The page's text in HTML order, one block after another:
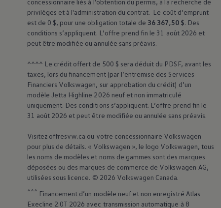
privilèges et à l'administration du contrat. Le coût d’emprunt
est de 0 $, pour une obligation totale de 36 367,50 $. Des
conditions s’appliquent. L’offre prend fin le 31 août 2026 et
peut être modifiée ou annulée sans préavis.
^^^^ Le crédit offert de 500 $ sera déduit du PDSF, avant les
taxes, lors du financement (par l’entremise des Services
Financiers Volkswagen, sur approbation du crédit) d’un
modèle Jetta Highline 2026 neuf et non immatriculé
uniquement. Des conditions s’appliquent. L’offre prend fin le
31 août 2026 et peut être modifiée ou annulée sans préavis.
Visitez offresvw.ca ou votre concessionnaire Volkswagen
pour plus de détails. « Volkswagen », le logo Volkswagen, tous
les noms de modèles et noms de gammes sont des marques
déposées ou des marques de commerce de Volkswagen AG,
utilisées sous licence. © 2026 Volkswagen Canada.
^^^ Financement d’un modèle neuf et non enregistré Atlas
Execline 2.0T 2026 avec transmission automatique à 8